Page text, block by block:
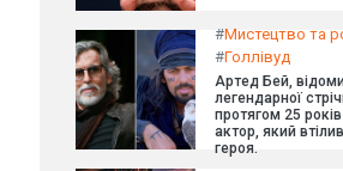
#Мистецтво та
#Голлівуд
Артед Бей,
легендарної
протягом 25
актор, який
героя.